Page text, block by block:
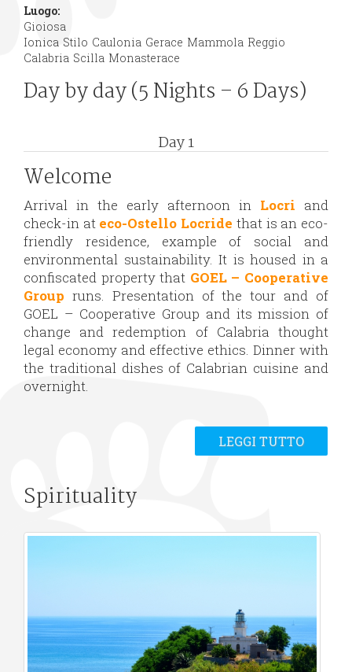
Luogo:
Gioiosa
Ionica Stilo Caulonia Gerace Mammola Reggio
Calabria Scilla Monasterace
Day by day (5 Nights – 6 Days)
Day 1
Welcome
Arrival in the early afternoon in Locri and
check-in at eco-Ostello Locride that is an eco-
friendly residence, example of social and
environmental sustainability. It is housed in a
confiscated property that GOEL – Cooperative
Group runs. Presentation of the tour and of
GOEL – Cooperative Group and its mission of
change and redemption of Calabria thought
legal economy and effective ethics. Dinner with
the traditional dishes of Calabrian cuisine and
overnight.
LEGGI TUTTO
Spirituality